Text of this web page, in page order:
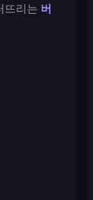
뜨리는 버